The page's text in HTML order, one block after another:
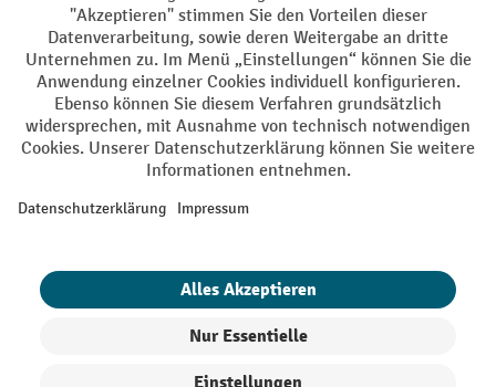
Impressum Datenschutz
Barrierefreiheit Privacy Settings
Alle Preise exkl. gesetzl. Mehrwertsteuer zzgl.Versandkostenund ggf.
Nachnahmegebühren, wenn nicht anders angegeben.
¹ Der Rabatt gilt so lange der Vorrat reicht. Der Rabatt gilt nicht auf
oder Gutscheinen ist nicht möglich. | ² Der Rabatt wird einmalig bei
eingelöst werden. Die Höhe des Rabatts variiert je nach
Produktkategorie und beträgt bis zu 10 % (10 % auf Lager, Umwelt,
Heben | 7% auf Büro). Ausgenommen sind Elektro-Hubwagen,